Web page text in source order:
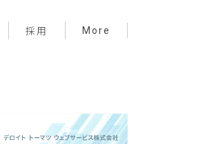
採用 More